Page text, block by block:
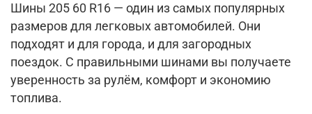
Шины 205 60 R16 — один из самых популярных
размеров для легковых автомобилей. Они
подходят и для города, и для загородных
поездок. С правильными шинами вы получаете
уверенность за рулём, комфорт и экономию
топлива.